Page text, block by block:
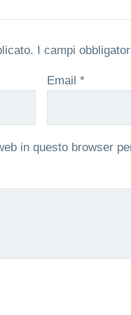
I campi
Email*
in questo browser